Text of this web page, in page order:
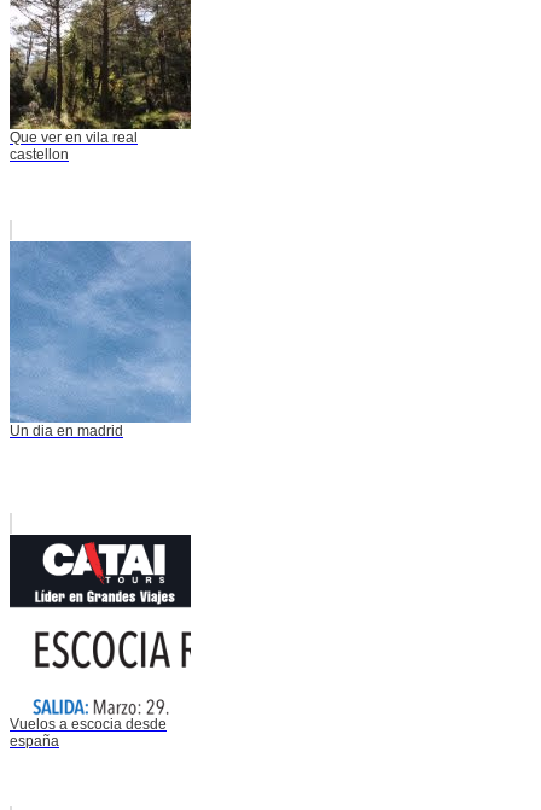
Que ver en vila real
castellon
Un dia en madrid
Vuelos a escocia desde
españa